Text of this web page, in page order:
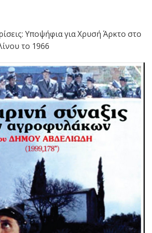
Υποψήφια για Χρυσή Άρκτο στο
το 1966